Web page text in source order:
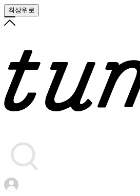
최상위로